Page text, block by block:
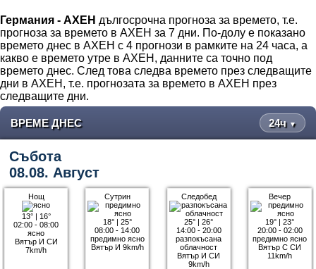
Германия - АХЕН дългосрочна прогноза за времето, т.е.
прогноза за времето в АХЕН за 7 дни. По-долу е показано
времето днес в АХЕН с 4 прогнози в рамките на 24 часа, а
какво е времето утре в АХЕН, данните са точно под
времето днес. След това следва времето през следващите
дни в АХЕН, т.е. прогнозата за времето в АХЕН през
следващите дни.
ВРЕМЕ ДНЕС 24ч ▼
Събота
08.08. Август
Нощ
13°| 16°
02:00 - 08:00
ясно
Вятър И СИ
7km/h
Сутрин
18°| 25°
08:00 - 14:00
предимно ясно
Вятър И 9km/h
Следобед
25° |26°
14:00 - 20:00
разпокъсана
облачност
Вятър И СИ
9km/h
Вечер
19° |23°
20:00 - 02:00
предимно ясно
Вятър С СИ
11km/h